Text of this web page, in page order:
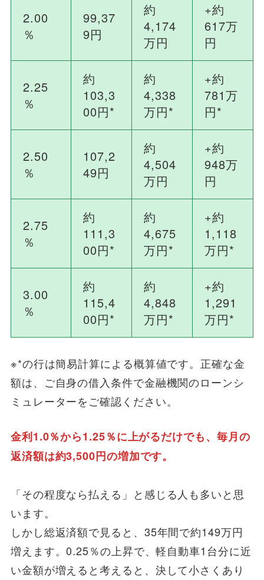
2.00
％
99,37
9円
約
4,174
万円
+約
617万
円
2.25
％
約
103,3
00円*
約
4,338
万円*
+約
781万
円*
2.50
％
107,2
49円
約
4,504
万円
+約
948万
円
2.75
％
約
111,3
00円*
約
4,675
万円*
+約
1,118
万円*
3.00
％
約
115,4
00円*
約
4,848
万円*
+約
1,291
万円*
※*の行は簡易計算による概算値です。正確な金
額は、ご自身の借入条件で金融機関のローンシ
ミュレーターをご確認ください。
金利1.0％から1.25％に上がるだけでも、毎月の
返済額は約3,500円の増加です。
「その程度なら払える」と感じる人も多いと思
います。
しかし総返済額で見ると、35年間で約149万円
増えます。0.25％の上昇で、軽自動車1台分に近
い金額が増えると考えると、決して小さくあり